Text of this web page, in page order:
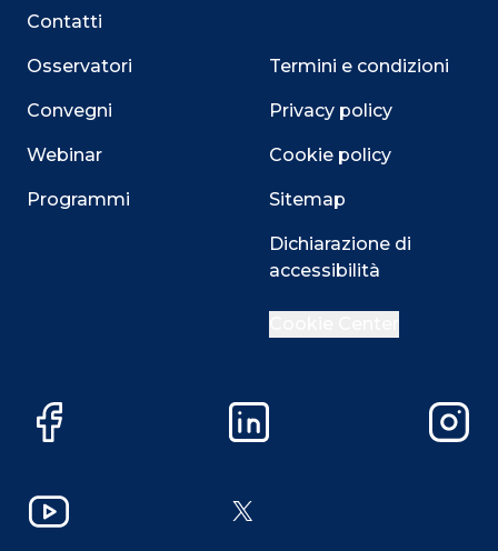
Contatti
Osservatori
Convegni
Webinar
Programmi
Termini e condizioni
Privacy policy
Cookie policy
Sitemap
Dichiarazione di
accessibilità
Facebook LinkedIn
YouTube X